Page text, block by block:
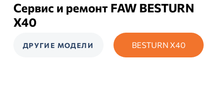
Сервис и ремонт FAW BESTURN
X40
ДРУГИЕ МОДЕЛИ BESTURN X40